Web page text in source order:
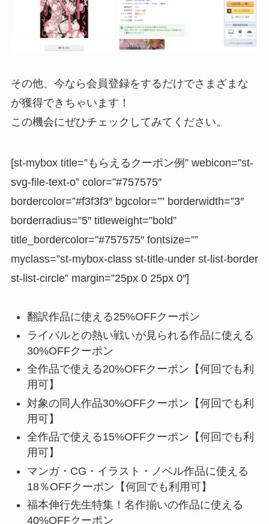
その他、今なら会員登録をするだけでさまざまな
が獲得できちゃいます！
この機会にぜひチェックしてみてください。
[st-mybox title=”もらえるクーポン例” webicon=”st-
svg-file-text-o” color=”#757575″
bordercolor=”#f3f3f3″ bgcolor=”” borderwidth=”3″
borderradius=”5″ titleweight=”bold”
title_bordercolor=”#757575″ fontsize=””
myclass=”st-mybox-class st-title-under st-list-border
st-list-circle” margin=”25px 0 25px 0″]
翻訳作品に使える25%OFFクーポン
ライバルとの熱い戦いが見られる作品に使える
30%OFFクーポン
全作品で使える20%OFFクーポン【何回でも利
用可】
対象の同人作品30%OFFクーポン【何回でも利
用可】
全作品で使える15%OFFクーポン【何回でも利
用可】
マンガ・CG・イラスト・ノベル作品に使える
18％OFFクーポン【何回でも利用可】
福本伸行先生特集！名作揃いの作品に使える
40%OFFクーポン